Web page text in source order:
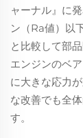
ャーナル』に
ン（Ra値）以
と比較して部
エンジンのベ
に大きな応力
な改善でも全
す。